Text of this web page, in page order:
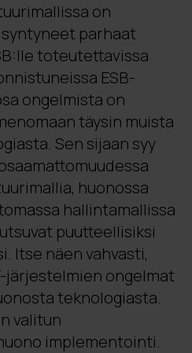
on
parhaat
toteutettavissa
ESB-
ongelmista on
täysin muista
Sen sijaan syy
huonossa
hallintamallissa
puutteellisiksi
Itse näen vahvasti,
järjestelmien ongelmat
teknologiasta.
valitun
implementointi.